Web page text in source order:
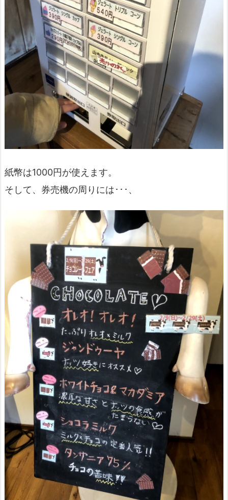
紙幣は1000円が使えます。
そして、券売機の周りには･･･、